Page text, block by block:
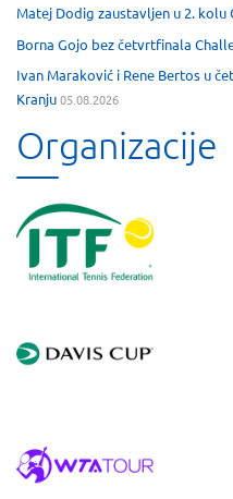
Matej Dodig zaustavljen u 2. kolu
Borna Gojo bez četvrtfinala
Ivan Maraković i Rene Bertos u
Kranju05.08.2026
Organizacije